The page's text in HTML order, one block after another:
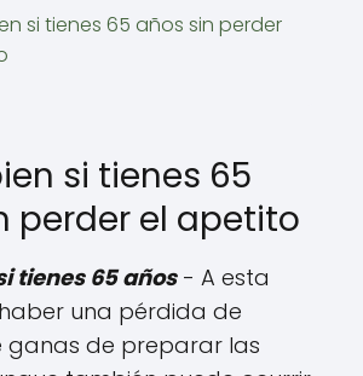
si tienes 65 años sin perder
si tienes 65
perder el apetito
tienes 65 años- A esta
una pérdida de
ganas de preparar las